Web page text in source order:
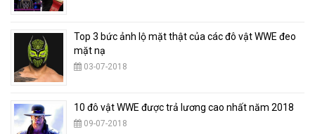
Top 3 bức ảnh lộ mặt thật của các đô vật WWE đeo
mặt nạ
03-07-2018
10 đô vật WWE được trả lương cao nhất năm 2018
09-07-2018